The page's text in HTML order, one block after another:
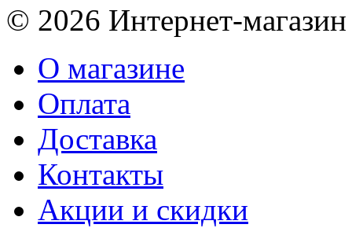
© 2026 Интернет-
О магазине
Оплата
Доставка
Контакты
Акции и скидки